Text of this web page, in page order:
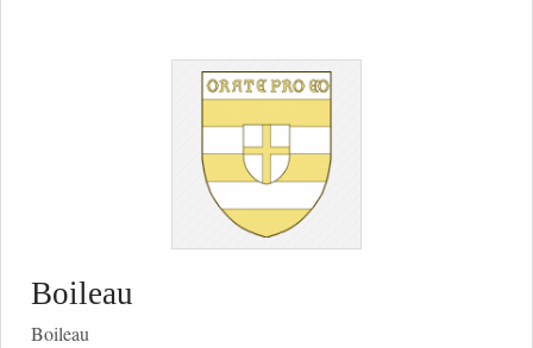
Boileau
Boileau